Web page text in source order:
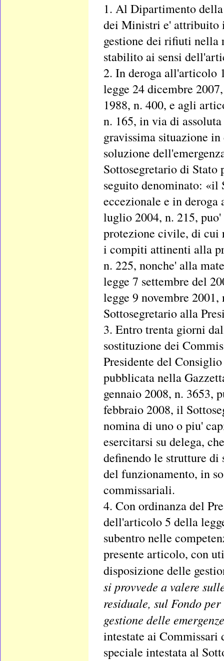
1. Al Dipartimento
dei Ministri e' attribuito
gestione dei rifiuti nella
stabilito ai sensi
2. In deroga all'articolo
legge 24 dicembre
1988, n. 400, e agli
n. 165, in via di
gravissima situazione
soluzione
Sottosegretario di
seguito denominato: «il
eccezionale e in
luglio 2004, n. 215,
protezione civile, di cui
i compiti attinenti alla
n. 225, nonche' alla
legge 7 settembre del
legge 9 novembre
Sottosegretario alla
3. Entro trenta giorni
sostituzione dei
Presidente del
pubblicata nella
gennaio 2008, n. 3653,
febbraio 2008, il
nomina di uno o piu'
esercitarsi su delega,
definendo le strutture
del funzionamento, in
commissariali.
4. Con ordinanza del
dell'articolo 5 della
subentro nelle
presente articolo, con
disposizione delle
si provvede a valere
residuale, sul Fondo
gestione delle
intestate ai Commissari
speciale intestata al